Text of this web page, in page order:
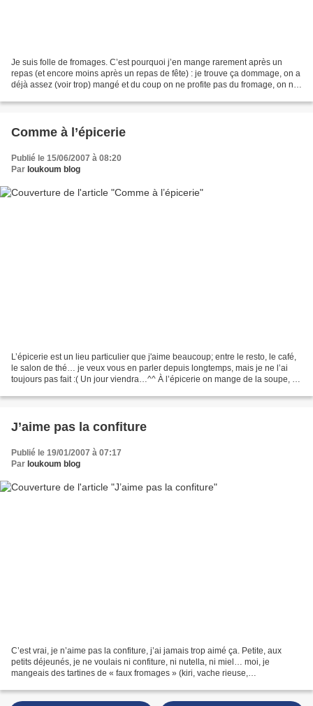
Je suis folle de fromages. C’est pourquoi j’en mange rarement après un
repas (et encore moins après un repas de fête) : je trouve ça dommage, on a
déjà assez (voir trop) mangé et du coup on ne profite pas du fromage, on ne
Comme à l’épicerie
Publié le 15/06/2007 à 08:20
Par loukoum blog
L’épicerie est un lieu particulier que j'aime beaucoup; entre le resto, le café,
le salon de thé… je veux vous en parler depuis longtemps, mais je ne l’ai
toujours pas fait :( Un jour viendra…^^ À l’épicerie on mange de la soupe, de
J’aime pas la confiture
Publié le 19/01/2007 à 07:17
Par loukoum blog
C’est vrai, je n’aime pas la confiture, j’ai jamais trop aimé ça. Petite, aux
petits déjeunés, je ne voulais ni confiture, ni nutella, ni miel… moi, je
mangeais des tartines de « faux fromages » (kiri, vache rieuse,